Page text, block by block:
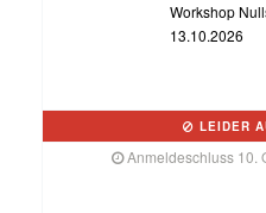
Workshop
13.10.2026
LEIDER
Anmeldeschluss 10.